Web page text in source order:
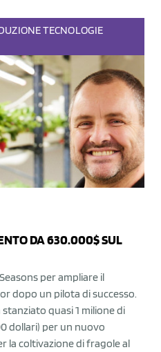
TECNOLOGIE
DA 630.000$ SUL
per ampliare il
dopo un pilota di successo.
quasi 1 milione di
dollari) per un nuovo
la coltivazione di fragole al